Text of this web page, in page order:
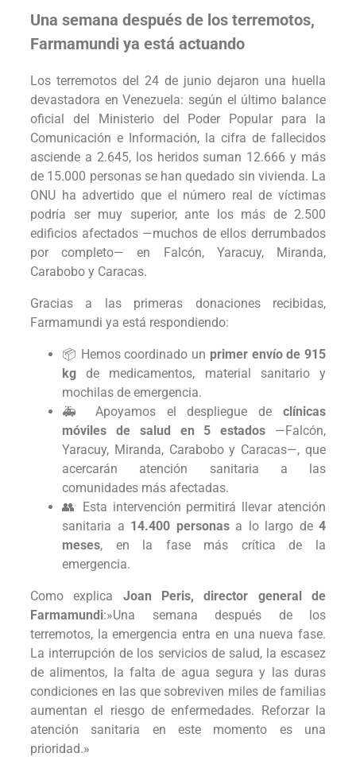
Una semana después de los terremotos,
Farmamundi ya está actuando
Los terremotos del 24 de junio dejaron una huella
devastadora en Venezuela: según el último balance
oficial del Ministerio del Poder Popular para la
Comunicación e Información, la cifra de fallecidos
asciende a 2.645, los heridos suman 12.666 y más
de 15.000 personas se han quedado sin vivienda. La
ONU ha advertido que el número real de víctimas
podría ser muy superior, ante los más de 2.500
edificios afectados —muchos de ellos derrumbados
por completo— en Falcón, Yaracuy, Miranda,
Carabobo y Caracas.
Gracias a las primeras donaciones recibidas,
Farmamundi ya está respondiendo:
📦 Hemos coordinado un primer envío de 915
kg de medicamentos, material sanitario y
mochilas de emergencia.
🚑 Apoyamos el despliegue de clínicas
móviles de salud en 5 estados —Falcón,
Yaracuy, Miranda, Carabobo y Caracas—, que
acercarán atención sanitaria a las
comunidades más afectadas.
👥 Esta intervención permitirá llevar atención
sanitaria a 14.400 personasa lo largo de 4
meses, en la fase más crítica de la
emergencia.
Como explica Joan Peris, director general de
Farmamundi:»Una semana después de los
terremotos, la emergencia entra en una nueva fase.
La interrupción de los servicios de salud, la escasez
de alimentos, la falta de agua segura y las duras
condiciones en las que sobreviven miles de familias
aumentan el riesgo de enfermedades. Reforzar la
atención sanitaria en este momento es una
prioridad.»